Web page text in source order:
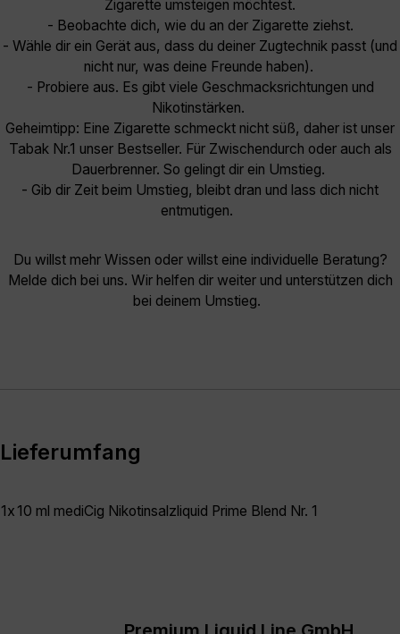
Zigarette umsteigen möchtest.
- Beobachte dich, wie du an der Zigarette ziehst.
- Wähle dir ein Gerät aus, dass du deiner Zugtechnik passt (und
nicht nur, was deine Freunde haben).
- Probiere aus. Es gibt viele Geschmacksrichtungen und
Nikotinstärken.
Geheimtipp: Eine Zigarette schmeckt nicht süß, daher ist unser
Tabak Nr.1 unser Bestseller. Für Zwischendurch oder auch als
Dauerbrenner. So gelingt dir ein Umstieg.
- Gib dir Zeit beim Umstieg, bleibt dran und lass dich nicht
entmutigen.
Du willst mehr Wissen oder willst eine individuelle Beratung?
Melde dich bei uns. Wir helfen dir weiter und unterstützen dich
bei deinem Umstieg.
Lieferumfang
1x 10 ml mediCig Nikotinsalzliquid Prime Blend Nr. 1